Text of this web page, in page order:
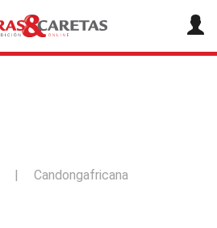
| Candongafricana